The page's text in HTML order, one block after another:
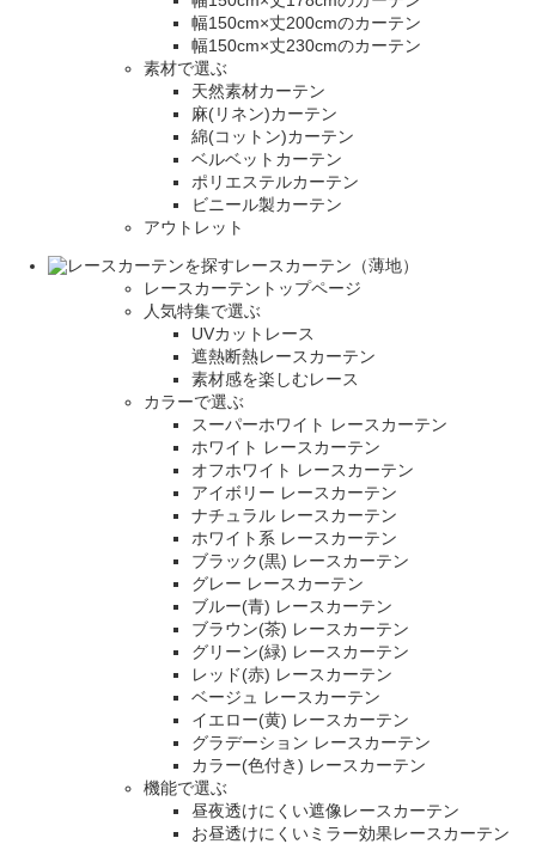
幅150cm×丈200cmのカーテン
幅150cm×丈230cmのカーテン
素材で選ぶ
天然素材カーテン
麻(リネン)カーテン
綿(コットン)カーテン
ベルベットカーテン
ポリエステルカーテン
ビニール製カーテン
アウトレット
レースカーテン（薄地）
レースカーテントップページ
人気特集で選ぶ
UVカットレース
遮熱断熱レースカーテン
素材感を楽しむレース
カラーで選ぶ
スーパーホワイト レースカーテン
ホワイト レースカーテン
オフホワイト レースカーテン
アイボリー レースカーテン
ナチュラル レースカーテン
ホワイト系 レースカーテン
ブラック(黒) レースカーテン
グレー レースカーテン
ブルー(青) レースカーテン
ブラウン(茶) レースカーテン
グリーン(緑) レースカーテン
レッド(赤) レースカーテン
ベージュ レースカーテン
イエロー(黄) レースカーテン
グラデーション レースカーテン
カラー(色付き) レースカーテン
機能で選ぶ
昼夜透けにくい遮像レースカーテン
お昼透けにくいミラー効果レースカーテン